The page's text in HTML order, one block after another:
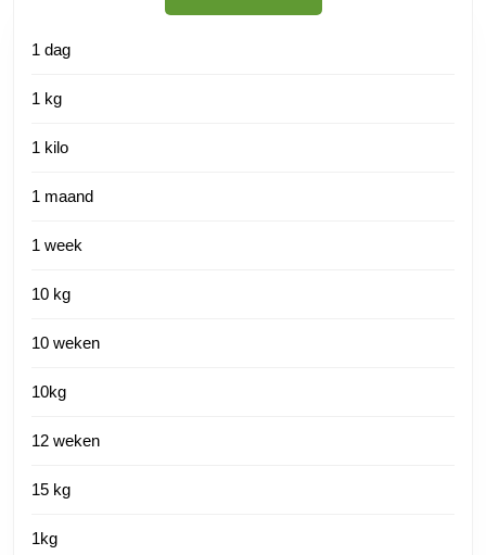
1 dag
1 kg
1 kilo
1 maand
1 week
10 kg
10 weken
10kg
12 weken
15 kg
1kg